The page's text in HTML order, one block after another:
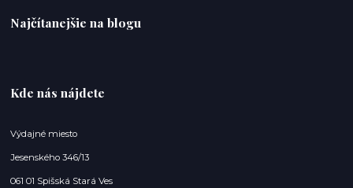
Najčítanejšie na blogu
Kde nás nájdete
Výdajné miesto
Jesenského 346/13
061 01 Spišská Stará Ves